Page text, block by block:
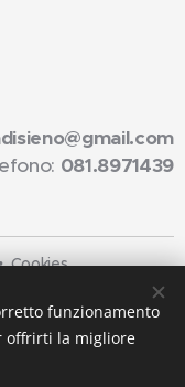
081.8971439
Cookies
funzionamento
offrirti la migliore